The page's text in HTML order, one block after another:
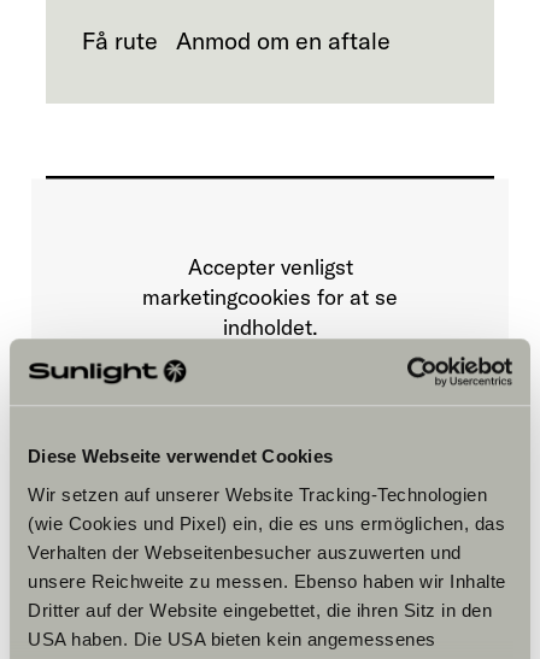
Diese Webseite verwendet Cookies
Wir setzen auf unserer Website Tracking-Technologien
(wie Cookies und Pixel) ein, die es uns ermöglichen, das
Verhalten der Webseitenbesucher auszuwerten und
unsere Reichweite zu messen. Ebenso haben wir Inhalte
Dritter auf der Website eingebettet, die ihren Sitz in den
USA haben. Die USA bieten kein angemessenes
Få rute Anmod om en aftale
Åbningstider
Accepter venligst
marketingcookies for at se
indholdet.
Cookie-indstillinger